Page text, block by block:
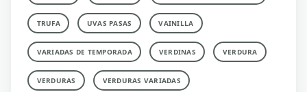
TRUFA UVAS PASAS VAINILLA
VARIADAS DE TEMPORADA VERDINAS VERDURA
VERDURAS VERDURAS VARIADAS